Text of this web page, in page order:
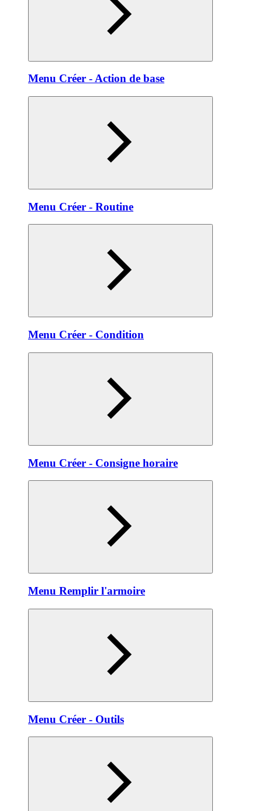
Menu Créer - Action de base
Menu Créer - Routine
Menu Créer - Condition
Menu Créer - Consigne horaire
Menu Remplir l'armoire
Menu Créer - Outils